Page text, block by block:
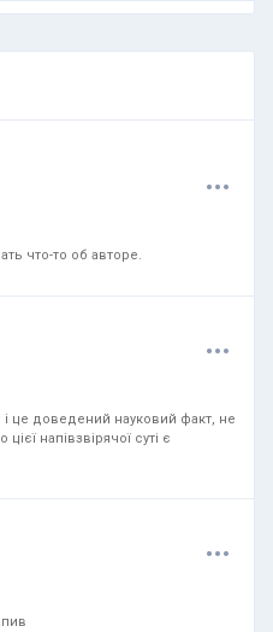
...
что-то об авторе.
...
це доведений науковий факт, не
напівзвірячої суті є
...